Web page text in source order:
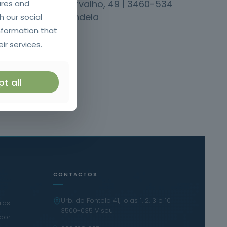
Carvalho, 49 | 3460-534
Tondela
CONTACTOS
Urb. do Fontelo 41, lojas 1, 2, 3 e 10
3500-035 Viseu
and
our social
that
services.
all